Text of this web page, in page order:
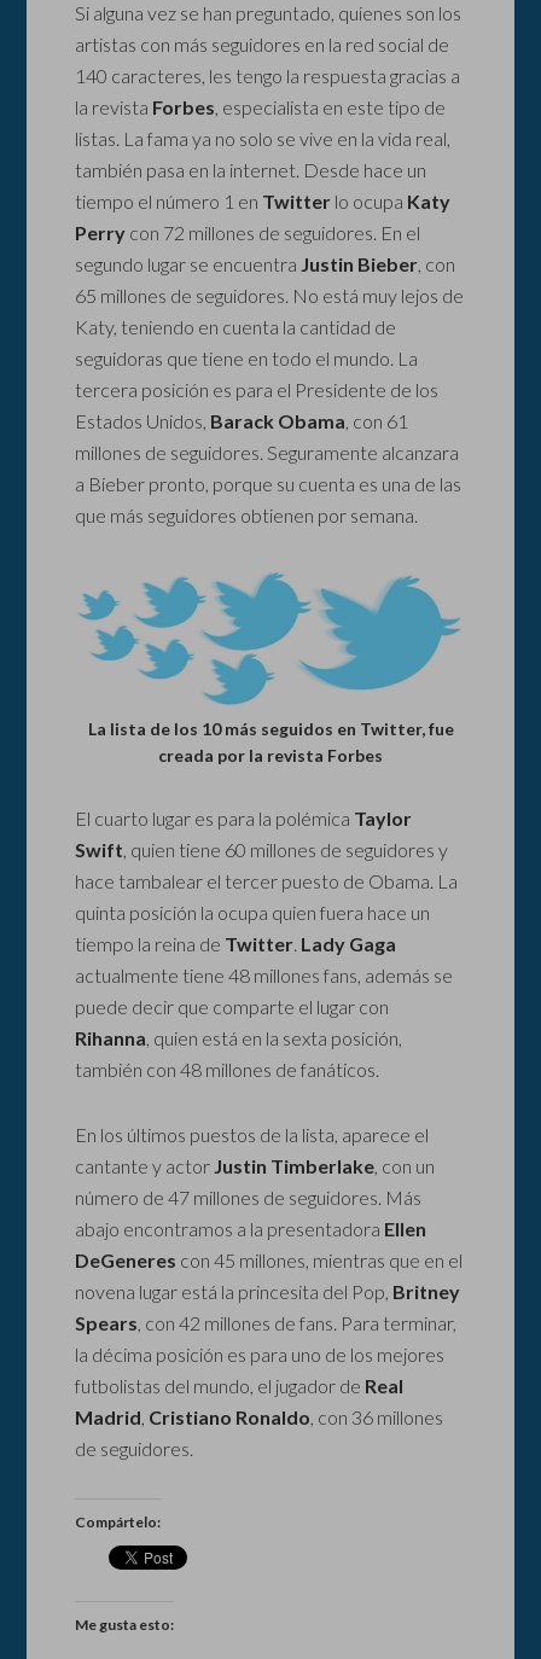
Si alguna vez se han preguntado, quienes son los
artistas con más seguidores en la red social de
140 caracteres, les tengo la respuesta gracias a
la revista Forbes, especialista en este tipo de
listas. La fama ya no solo se vive en la vida real,
también pasa en la internet. Desde hace un
tiempo el número 1 en Twitter lo ocupa Katy
Perry con 72 millones de seguidores. En el
segundo lugar se encuentra Justin Bieber, con
65 millones de seguidores. No está muy lejos de
Katy, teniendo en cuenta la cantidad de
seguidoras que tiene en todo el mundo. La
tercera posición es para el Presidente de los
Estados Unidos, Barack Obama, con 61
millones de seguidores. Seguramente alcanzara
a Bieber pronto, porque su cuenta es una de las
que más seguidores obtienen por semana.
La lista de los 10 más seguidos en Twitter, fue
creada por la revista Forbes
El cuarto lugar es para la polémica Taylor
Swift , quien tiene 60 millones de seguidores y
hace tambalear el tercer puesto de Obama. La
quinta posición la ocupa quien fuera hace un
tiempo la reina de Twitter Lady Gaga
actualmente tiene 48 millones fans, además se
puede decir que comparte el lugar con
Rihanna , quien está en la sexta posición,
también con 48 millones de fanáticos.
En los últimos puestos de la lista, aparece el
cantante y actor Justin Timberlake , con un
número de 47 millones de seguidores. Más
abajo encontramos a la presentadora Ellen
DeGeneres con 45 millones, mientras que en el
novena lugar está la princesita del Pop, Britney
Spears , con 42 millones de fans. Para terminar,
la décima posición es para uno de los mejores
futbolistas del mundo, el jugador de Real
Madrid Cristiano Ronaldo , con 36 millones
de seguidores.
Compártelo:
Me gusta esto: